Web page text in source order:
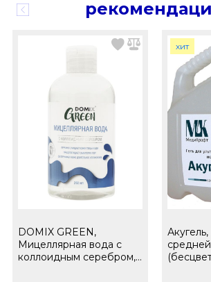
DOMIX GREEN,
Мицеллярная вода с
коллоидным серебром,
хит